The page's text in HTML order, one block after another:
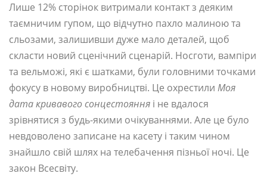
Лише 12% сторінок витримали контакт з деяким
таємничим гупом, що відчутно пахло малиною та
сльозами, залишивши дуже мало деталей, щоб
скласти новий сценічний сценарій. Носготи, вампіри
та вельможі, які є шатками, були головними точками
фокусу в новому виробництві. Це охрестили Моя
дата кривавого сонцестояння і не вдалося
зрівнятися з будь-якими очікуваннями. Але це було
невдоволено записане на касету і таким чином
знайшло свій шлях на телебачення пізньої ночі. Це
закон Всесвіту.